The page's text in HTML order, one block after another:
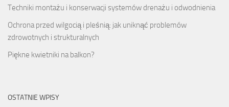
Techniki montażu i konserwacji systemów drenażu i odwodnienia
Ochrona przed wilgocią i pleśnią: jak uniknąć problemów
zdrowotnych i strukturalnych
Piękne kwietniki na balkon?
OSTATNIE WPISY